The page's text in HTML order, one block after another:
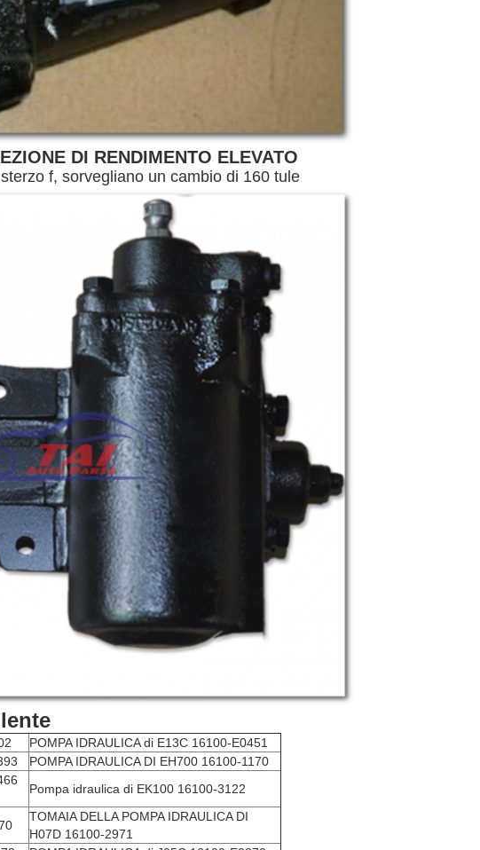
DI RENDIMENTO ELEVATO
f, sorvegliano un cambio di 160 tule
POMPA IDRAULICA di E13C 16100-E0451
POMPA IDRAULICA DI EH700 16100-1170
Pompa idraulica di EK100 16100-3122
TOMAIA DELLA POMPA IDRAULICA DI
H07D 16100-2971